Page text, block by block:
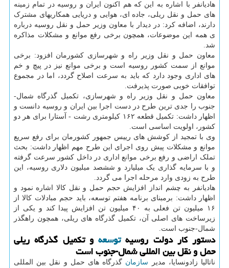
هادیانفر با اشاره به این که هم اکنون ایران و روسیه در تمام زمینه
های حمل و نقل ریلی، جاده ای، هوایی و دریایی همکاریهای مشترک
دارند، اضافه کرد: در دیدار با معاون وزیر حمل و نقل روسیه درباره
ی همه این موضوعات، همچون برخی رفع موانع و مشکلات مذاکره
شد.
معاون حمل و نقل وزیر راه و شهرسازی کشورمان افزود: برخی
موانع از سمت کشور روسیه است و برخی موانع نیز در پیچ و خم
های اداری وجود دارد که باید به سرعت اصلاح گردد، اما در مجموع
توافقات خوبی صورت پذیرفت.
معاون حمل و نقل وزیر راه و شهرسازی، تکمیل گذرگاه شمال-
جنوب را جدی ترین طرح در دست اجرا بین ایران و روسیه دانست و
اظهار داشت: تکمیل قطعه ۱۶۲ کیلومتری رشت - آستارا برای هر دو
کشور، اولویت اساسی است.
وی با تمجید از کوشش های رییس جمهور کشورمان برای رفع سریع
موانع و مشکلات پیش روی اجرای این طرح مهم اظهار داشت: بحث
تملک اراضی و رفع برخی موانع اداری در داخل کشور سرعت گرفته
و با سرمایه گذاری یک میلیارد و ششصد میلیون دلاری روسیه، این
طرح به زودی وارد مرحله اجرا می گردد.
هادیانفر به چشم انداز افزایش حجم حمل و نقل کالا اشاره نمود و
اظهار داشت: برمبنای برنامه هفتم توسعه، باید حجم مبادلات کالا از
۱۶ میلیون تن فعلی به ۴۰ میلیون تن افزایش پیدا کند و یکی از
زیرساخت های اصلی آن، تکمیل گذرگاه های ریلی، همچون راهگذر
شمال-جنوب است.
دستور کار دولت روسیهتوسعه و تکمیل گذرگاه ریلی
حمل و نقل بین المللی شمال-جنوب است
ناتالیا زادونسایا، مدیر سازمان گذرگاه های حمل و نقل بین المللی